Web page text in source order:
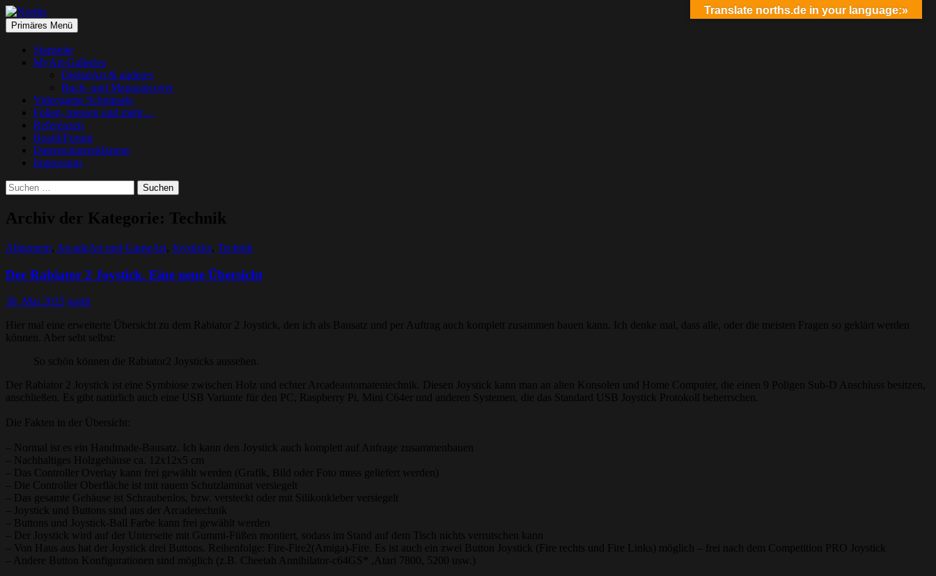
Norths
Suchen
Primäres Menü Springe
zum
Startseite
MyArt-Galleries
DigitalArt & anderes
Buch- und Magazincover
Videogame Schnipsels
Folien, messen und mehr…
Referenzen
Board/Forum
Datenschutzerklärung
Impressum
Suchen
nach:
Archiv der Kategorie: Technik
Allgemein ArcadeArt und GameArt Joysticks Technik
Der Rabiator 2 Joystick. Eine neue Übersicht
30. Mai 2025 north
Hier mal eine erweiterte Übersicht zu dem Rabiator 2 Joystick, den ich als Bausatz und per Auftrag auch komplett zusammen bauen kann. Ich denke mal, dass alle, oder die meisten Fragen so geklärt werden
können. Aber seht selbst:
So schön können die Rabiator2 Joysticks aussehen.
Der Rabiator 2 Joystick ist eine Symbiose zwischen Holz und echter Arcadeautomatentechnik. Diesen Joystick kann man an alten Konsolen und Home Computer, die einen 9 Poligen Sub-D Anschluss besitzen,
anschließen. Es gibt natürlich auch eine USB Variante für den PC, Raspberry Pi, Mini C64er und anderen Systemen, die das Standard USB Joystick Protokoll beherrschen.
Die Fakten in der Übersicht:
– Normal ist es ein Handmade-Bausatz. Ich kann den Joystick auch komplett auf Anfrage zusammenbauen
– Nachhaltiges Holzgehäuse ca. 12x12x5 cm
– Das Controller Overlay kann frei gewählt werden (Grafik, Bild oder Foto muss geliefert werden)
– Die Controller Oberfläche ist mit rauem Schutzlaminat versiegelt
– Das gesamte Gehäuse ist Schraubenlos, bzw. versteckt oder mit Silikonkleber versiegelt
– Joystick und Buttons sind aus der Arcadetechnik
– Buttons und Joystick-Ball Farbe kann frei gewählt werden
– Der Joystick wird auf der Unterseite mit Gummi-Füßen montiert, sodass im Stand auf dem Tisch nichts verrutschen kann
– Von Haus aus hat der Joystick drei Buttons. Reihenfolge: Fire-Fire2(Amiga)-Fire. Es ist auch ein zwei Button Joystick (Fire rechts und Fire Links) möglich – frei nach dem Competition PRO Joystick
– Andere Button Konfigurationen sind möglich (z.B. Cheetah Annihilator-c64GS* ,Atari 7800, 5200 usw.)
Translate norths.de in your language:»